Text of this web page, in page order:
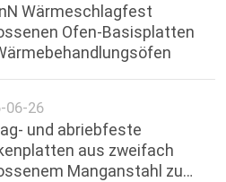
Wärmeschlagfest
Ofen-Basisplatten
06-26
und abriebfeste
aus zweifach
Manganstahl zum